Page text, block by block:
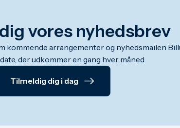
vores nyhedsbrev
kommende arrangementer og nyhedsmailen
der udkommer en gang hver måned.
Tilmeldig dig i dag